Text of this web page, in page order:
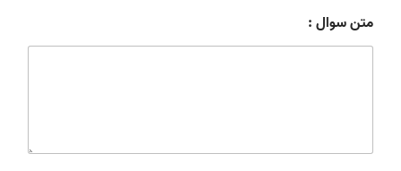
متن سوال :